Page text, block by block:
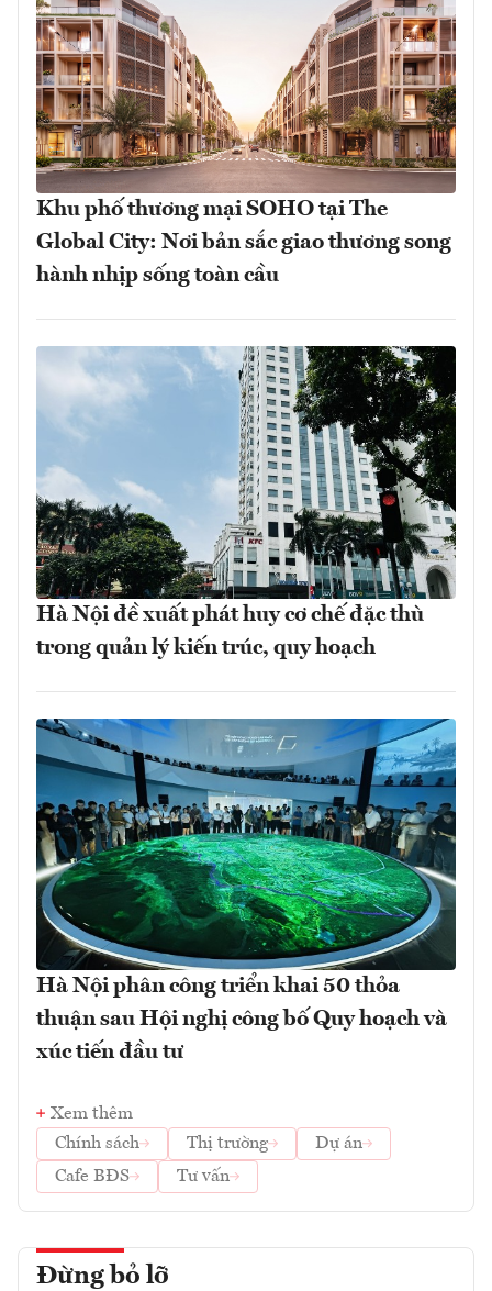
Khu phố thương mại SOHO tại The
Global City: Nơi bản sắc giao thương song
hành nhịp sống toàn cầu
Hà Nội đề xuất phát huy cơ chế đặc thù
trong quản lý kiến trúc, quy hoạch
Hà Nội phân công triển khai 50 thỏa
thuận sau Hội nghị công bố Quy hoạch và
xúc tiến đầu tư
Xem thêm
Chính sách
Thị trường
Dự án
Cafe BĐS
Tư vấn
Đừng bỏ lỡ